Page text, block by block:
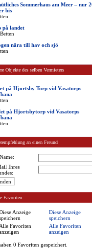
Sommerhaus am Meer – nur
bis
på landet
nära till hav och sjö
Objekte des selben Vermieters
på Hjortsby Torp vid Vasatorps
på Hjortsbytorp vid Vasatorps
an einen Freund
Ihres
Favoriten
Diese Anzeige
speichern
Alle Favoriten
anzeigen
0 Favoriten gespeichert.